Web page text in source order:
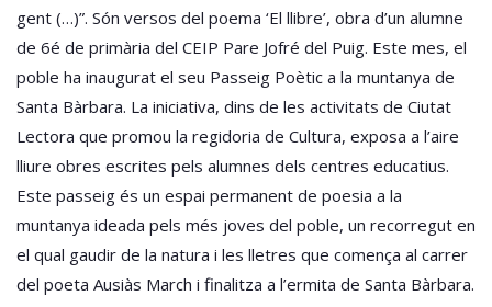
gent (…)”. Són versos del poema ‘El llibre’, obra d’un alumne
de 6é de primària del CEIP Pare Jofré del Puig. Este mes, el
poble ha inaugurat el seu Passeig Poètic a la muntanya de
Santa Bàrbara. La iniciativa, dins de les activitats de Ciutat
Lectora que promou la regidoria de Cultura, exposa a l’aire
lliure obres escrites pels alumnes dels centres educatius.
Este passeig és un espai permanent de poesia a la
muntanya ideada pels més joves del poble, un recorregut en
el qual gaudir de la natura i les lletres que comença al carrer
del poeta Ausiàs March i finalitza a l’ermita de Santa Bàrbara.